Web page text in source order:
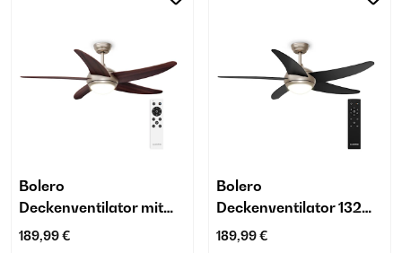
Bolero
Deckenventilator mit
Licht | 132 cm | 35 W
189,99 €
Bolero
Deckenventilator 132
cm | 35 W | mit Licht
189,99 €